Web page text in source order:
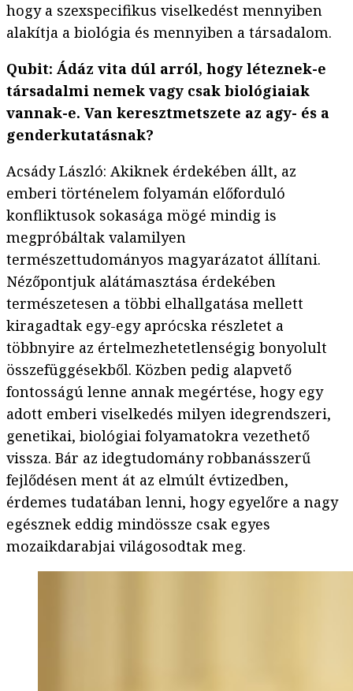
hogy a szexspecifikus viselkedést mennyiben
alakítja a biológia és mennyiben a társadalom.
Qubit: Ádáz vita dúl arról, hogy léteznek-e
társadalmi nemek vagy csak biológiaiak
vannak-e. Van keresztmetszete az agy- és a
genderkutatásnak?
Acsády László: Akiknek érdekében állt, az
emberi történelem folyamán előforduló
konfliktusok sokasága mögé mindig is
megpróbáltak valamilyen
természettudományos magyarázatot állítani.
Nézőpontjuk alátámasztása érdekében
természetesen a többi elhallgatása mellett
kiragadtak egy-egy aprócska részletet a
többnyire az értelmezhetetlenségig bonyolult
összefüggésekből. Közben pedig alapvető
fontosságú lenne annak megértése, hogy egy
adott emberi viselkedés milyen idegrendszeri,
genetikai, biológiai folyamatokra vezethető
vissza. Bár az idegtudomány robbanásszerű
fejlődésen ment át az elmúlt évtizedben,
érdemes tudatában lenni, hogy egyelőre a nagy
egésznek eddig mindössze csak egyes
mozaikdarabjai világosodtak meg.